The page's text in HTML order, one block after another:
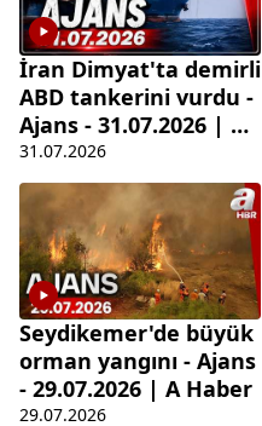
İran Dimyat'ta demirli
ABD tankerini vurdu -
Ajans - 31.07.2026 | A
Haber
31.07.2026
Seydikemer'de büyük
orman yangını - Ajans
- 29.07.2026 | A Haber
29.07.2026